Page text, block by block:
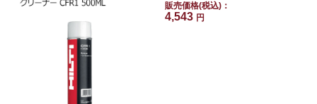
販売価格(税込)：
4,543 円